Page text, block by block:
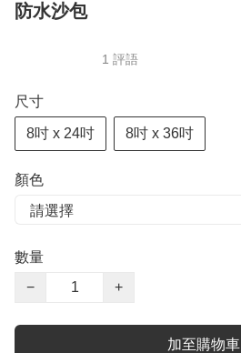
防水沙包
1 評語
尺寸
8吋 x 24吋 8吋 x 36吋
顏色
數量
−
+
加至購物車